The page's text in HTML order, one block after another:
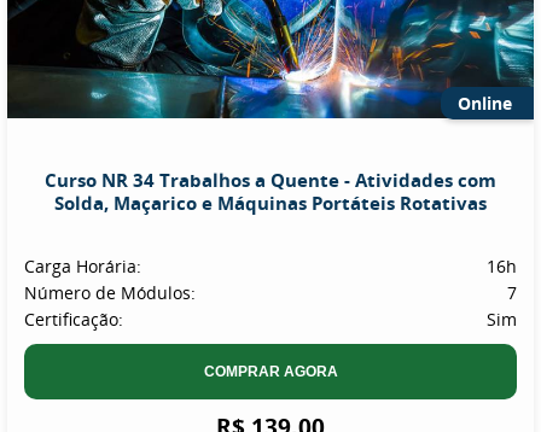
Online
Curso NR 34 Trabalhos a Quente - Atividades com
Solda, Maçarico e Máquinas Portáteis Rotativas
Carga Horária:
16h
Número de Módulos:
7
Certificação:
Sim
COMPRAR AGORA